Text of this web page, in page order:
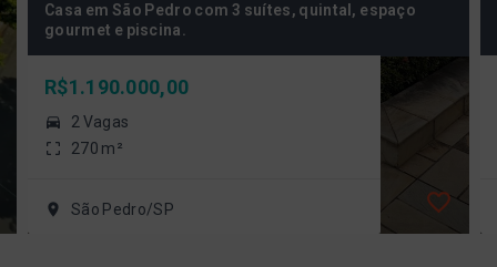
Casa em São Pedro com 3 suítes, quintal, espaço
gourmet e piscina.
R$1.190.000,00
2 Vagas
270 m²
São Pedro/SP